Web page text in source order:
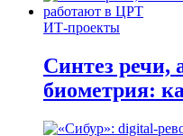
ИТ-проекты
Синтез речи,
биометрия: